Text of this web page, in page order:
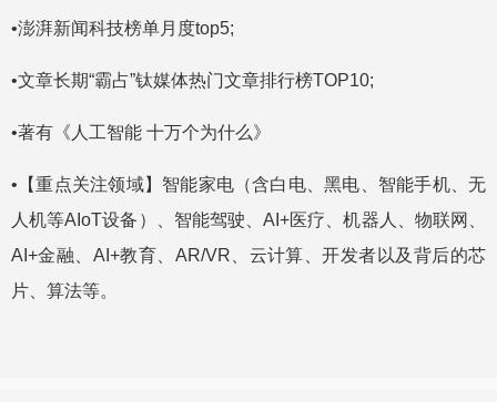
•澎湃新闻科技榜单月度top5;
•文章长期“霸占”钛媒体热门文章排行榜TOP10;
•著有《人工智能 十万个为什么》
•【重点关注领域】智能家电（含白电、黑电、智能手机、无
人机等AIoT设备）、智能驾驶、AI+医疗、机器人、物联网、
AI+金融、AI+教育、AR/VR、云计算、开发者以及背后的芯
片、算法等。